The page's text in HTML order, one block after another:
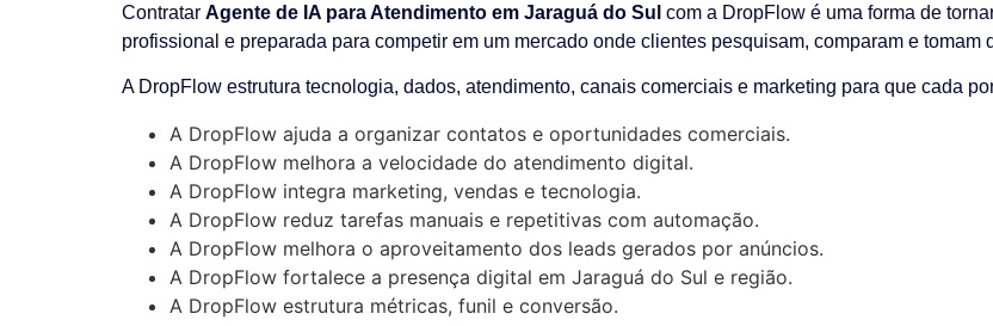
Contratar Agente de IA para Atendimento em Jaraguá do Sul com a DropFlow é uma forma de
profissional e preparada para competir em um mercado onde clientes pesquisam, comparam e tomam
A DropFlow estrutura tecnologia, dados, atendimento, canais comerciais e marketing para que cada
A DropFlow ajuda a organizar contatos e oportunidades comerciais.
A DropFlow melhora a velocidade do atendimento digital.
A DropFlow integra marketing, vendas e tecnologia.
A DropFlow reduz tarefas manuais e repetitivas com automação.
A DropFlow melhora o aproveitamento dos leads gerados por anúncios.
A DropFlow fortalece a presença digital em Jaraguá do Sul e região.
A DropFlow estrutura métricas, funil e conversão.